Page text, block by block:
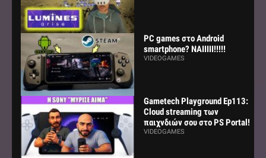
PC games στο Android
smartphone? ΝΑΙΙΙΙΙ!!!!!
VIDEOGAMES
Gametech Playground Ep113:
Cloud streaming των
παιχνδιών σου στο PS Portal!
VIDEOGAMES